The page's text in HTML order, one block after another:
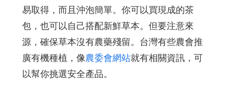
易取得，而且沖泡簡單。你可以買現成的茶
包，也可以自己搭配新鮮草本。但要注意來
源，確保草本沒有農藥殘留。台灣有些農會推
廣有機種植，像農委會網站就有相關資訊，可
以幫你挑選安全產品。